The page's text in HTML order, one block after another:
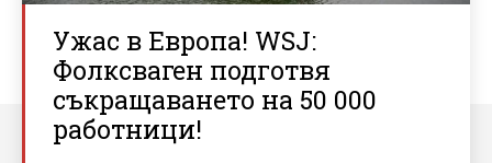
Ужас в Европа! WSJ:
Фолксваген подготвя
съкращаването на 50 000
работници!